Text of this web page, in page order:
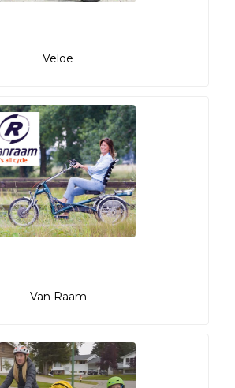
Veloe
Van Raam